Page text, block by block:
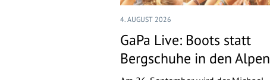
4. AUGUST 2026
GaPa Live: Boots statt
Bergschuhe in den Alpen